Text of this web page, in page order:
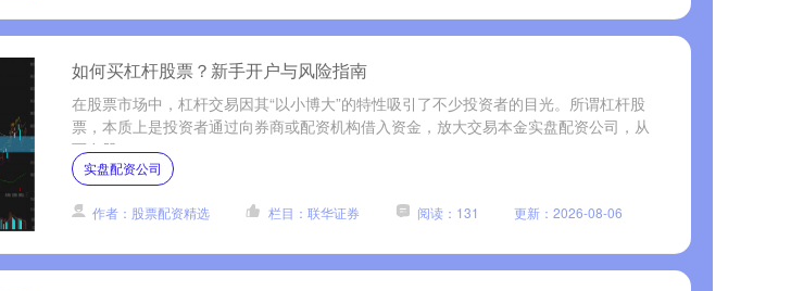
如何买杠杆股票？新手开户与风险指南
在股票市场中，杠杆交易因其“以小博大”的特性吸引了不少投资者的目光。所谓杠杆股
票，本质上是投资者通过向券商或配资机构借入资金，放大交易本金实盘配资公司，从
而在股....
实盘配资公司
作者：股票配资精选 栏目：联华证券 阅读：131 更新：2026-08-06